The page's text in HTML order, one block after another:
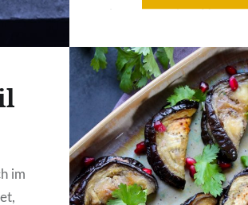
Tagen zwischen Haus
zum Kochen habe.
knusprigen und
saftigen Taler kann…
im